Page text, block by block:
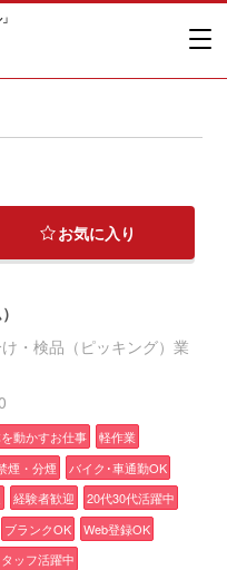
お気に入り
・検品（ピッキング）業
動かすお仕事
軽作業
煙・分煙
バイク･車通勤OK
経験者歓迎
20代30代活躍中
ブランクOK
Web登録OK
ッフ活躍中